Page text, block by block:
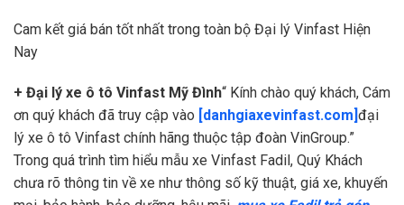
Cam kết giá bán tốt nhất trong toàn bộ Đại lý Vinfast Hiện
Nay
+ Đại lý xe ô tô Vinfast Mỹ Đình“ Kính chào quý khách, Cám
ơn quý khách đã truy cập vào [danhgiaxevinfast.com] đại
lý xe ô tô Vinfast chính hãng thuộc tập đoàn VinGroup.”
Trong quá trình tìm hiểu mẫu xe Vinfast Fadil, Quý Khách
chưa rõ thông tin về xe như thông số kỹ thuật, giá xe, khuyến